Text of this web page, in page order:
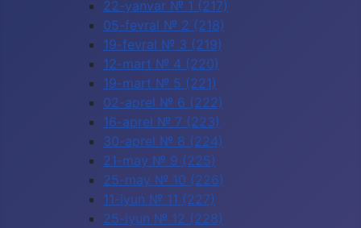
22-yanvar № 1 (217)
05-fevral № 2 (218)
19-fevral № 3 (219)
12-mart № 4 (220)
19-mart № 5 (221)
02-aprel № 6 (222)
16-aprel № 7 (223)
30-aprel № 8 (224)
21-may № 9 (225)
25-may № 10 (226)
11-iyun № 11 (227)
25-iyun № 12 (228)